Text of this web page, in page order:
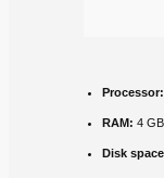
Processor:
RAM: 4
Disk